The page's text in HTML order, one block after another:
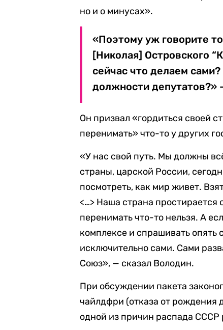
но и о минусах».
«Поэтому уж говорите
[Николая] Островского
сейчас что делаем
должности депутатов?»
Он призвал «гордиться своей
перенимать» что-то у других
«У нас свой путь. Мы должны
страны, царской России,
посмотреть, как мир живет.
<…> Наша страна простирается
перенимать что-то нельзя. А
комплексе и спрашивать опять
исключительно сами. Сами
Союз», — сказал Володин.
При обсуждении пакета
чайлдфри (отказа от рождения
одной из причин распада